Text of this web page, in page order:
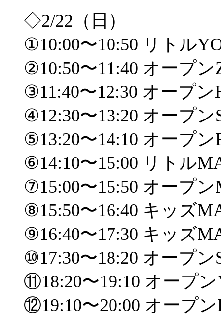
◇2/22（日）
①10:00〜10:50 リトル
②10:50〜11:40 オープン
③11:40〜12:30 オープン
④12:30〜13:20 オープン
⑤13:20〜14:10 オープン
⑥14:10〜15:00 リトル
⑦15:00〜15:50 オープ
⑧15:50〜16:40 キッズ
⑨16:40〜17:30 キッズ
⑩17:30〜18:20 オープン
⑪18:20〜19:10 オープ
⑫19:10〜20:00 オープ